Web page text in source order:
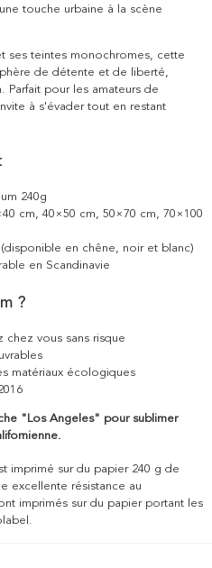
touche urbaine à la scène
ses teintes monochromes, cette
de détente et de liberté,
pour les amateurs de
à s'évader tout en restant
240g
cm, 40×50 cm, 50×70 cm, 70×100
en chêne, noir et blanc)
en Scandinavie
?
chez vous sans risque
matériaux écologiques
"Los Angeles" pour sublimer
imprimé sur du papier 240 g de
excellente résistance au
imprimés sur du papier portant les